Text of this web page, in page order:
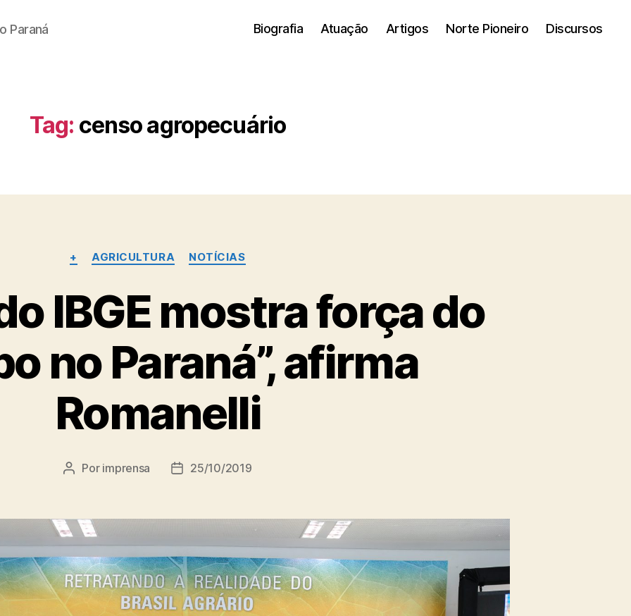
Paraná Biografia Atuação Artigos Norte Pioneiro Discursos
Tag: censo agropecuário
Categorias
+ AGRICULTURA NOTÍCIAS
IBGE mostra força do
no Paraná”, afirma
Romanelli
Autor
Por imprensa
Data25/10/2019